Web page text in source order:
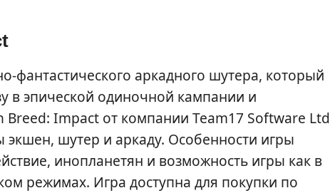
фантастического аркадного шутера, который
в эпической одиночной кампании и
Impact от компании Team17 Software Ltd
шутер и аркаду. Особенности игры
инопланетян и возможность игры как в
режимах. Игра доступна для покупки по